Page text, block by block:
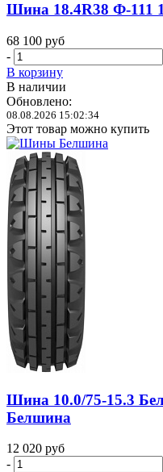
Шина 18.4R38 Ф-111
68 100 руб
-
В корзину
В наличии
Обновлено:
08.08.2026 15:02:34
Этот товар можно купить
Шина 10.0/75-15.3
Белшина
12 020 руб
-